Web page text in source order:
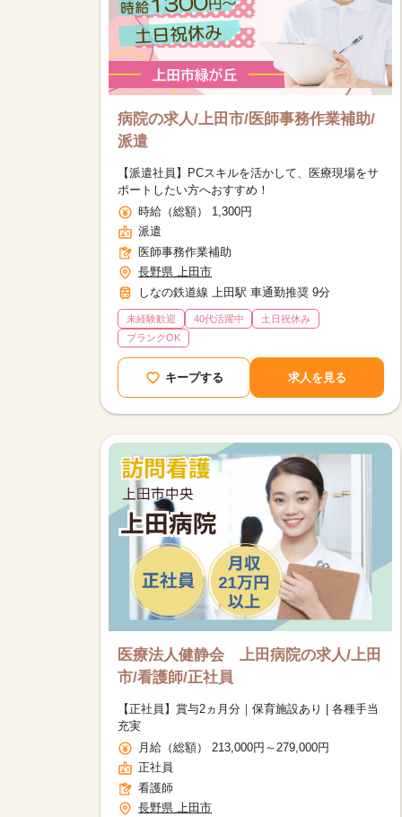
病院の求人/上田市/医師事務作業補助/
派遣
【派遣社員】PCスキルを活かして、医療現場をサ
ポートしたい方へおすすめ！
時給（総額） 1,300円
派遣
医師事務作業補助
長野県 上田市
しなの鉄道線 上田駅 車通勤推奨 9分
未経験歓迎 40代活躍中
土日祝休み
ブランクOK
キープする 求人を見る
医療法人健静会 上田病院の求人/上田
市/看護師/正社員
【正社員】賞与2ヵ月分｜保育施設あり | 各種手当
充実
月給（総額） 213,000円～279,000円
正社員
看護師
長野県 上田市